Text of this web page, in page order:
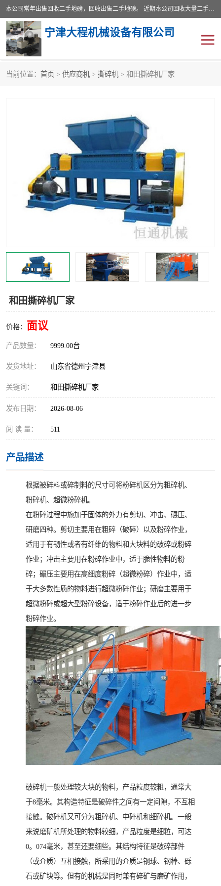
本公司常年出售回收二手地磅，回收出售二手地磅。 近期本公司回收大量二手地磅，型号齐全，宽度从2米到3.5米，长度5米到25米，承重吨位从10到200吨，成色7—9成新。 ? 使用年限6个月至2年，产品来源于个人闲置品，工矿企业停用品，因小换大而来。 精准度和新的一样， 二手地磅是内行人的选择，打个电话就省钱朋友您好等什么
宁津大程机械设备有限公司
当前位置： 首页 > 供应商机 > 撕碎机 > 和田撕碎机厂家
和田撕碎机厂家
价格： 面议
产品数量： 9999.00台
发货地址： 山东省德州宁津县
关键词： 和田撕碎机厂家
发布日期： 2026-08-06
阅 读 量： 511
产品描述
根据被碎料或碎制料的尺寸可将粉碎机区分为粗碎机、
粉碎机、超微粉碎机。
在粉碎过程中施加于固体的外力有剪切、冲击、碾压、
研磨四种。剪切主要用在粗碎（破碎）以及粉碎作业，
适用于有韧性或者有纤维的物料和大块料的破碎或粉碎
作业；冲击主要用在粉碎作业中，适于脆性物料的粉
碎；碾压主要用在高细度粉碎（超微粉碎）作业中，适
于大多数性质的物料进行超微粉碎作业；研磨主要用于
超微粉碎或超大型粉碎设备，适于粉碎作业后的进一步
粉碎作业。
破碎机一般处理较大块的物料，产品粒度较粗，通常大
于8毫米。其构造特征是破碎件之间有一定间隙，不互相
接触。破碎机又可分为粗碎机、中碎机和细碎机。一般
来说磨矿机所处理的物料较细，产品粒度是细粒，可达
0。074毫米，甚至还要细些。其结构特征是破碎部件
（或介质）互相接触，所采用的介质是钢球、钢棒、砾
石或矿块等。但有的机械是同时兼有碎矿与磨矿作用，
食品烘干机
装载机电子秤 输送机
半自动输送机 全自动输送机
冷却塔 食品螺旋塔
木材撕碎机
塑料撕碎机 金属撕碎机